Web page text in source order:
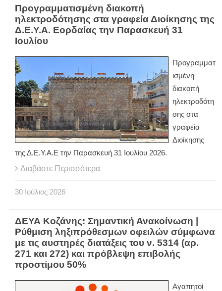
Προγραμματισμένη διακοπή
ηλεκτροδότησης στα γραφεία Διοίκησης της
Δ.Ε.Υ.Α. Εορδαίας την Παρασκευή 31
Ιουλίου
Προγραμματ
ισμένη
διακοπή
ηλεκτροδότη
σης στα
γραφεία
Διοίκησης
της Δ.Ε.Υ.Α.Ε την Παρασκευή 31 Ιουλίου 2026.
Διαβάστε Περισσότερα
30 Ιούλιος 2026
ΔΕΥΑ Κοζάνης: Σημαντική Ανακοίνωση |
Ρύθμιση ληξιπρόθεσμων οφειλών σύμφωνα
με τις αυστηρές διατάξεις του ν. 5314 (αρ.
271 και 272) και πρόβλεψη επιβολής
προστίμου 50%
Αγαπητοί